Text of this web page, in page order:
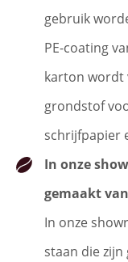
gebruik
PE-coating
karton wordt
grondstof
schrijfpapier
In onze
gemaakt
In onze
staan die